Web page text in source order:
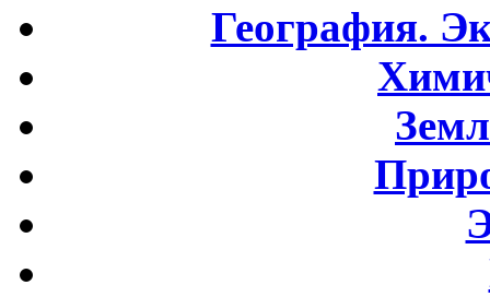
География.